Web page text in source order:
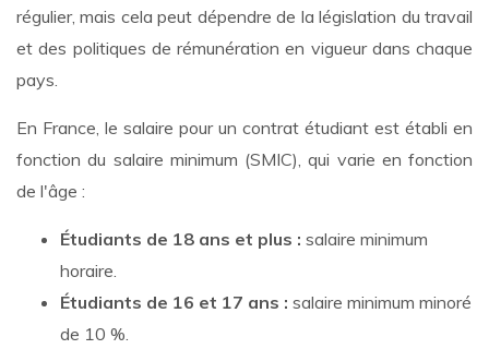
régulier, mais cela peut dépendre de la législation du travail
et des politiques de rémunération en vigueur dans chaque
pays.
En France, le salaire pour un contrat étudiant est établi en
fonction du salaire minimum (SMIC), qui varie en fonction
de l'âge :
Étudiants de 18 ans et plus : salaire minimum
horaire.
Étudiants de 16 et 17 ans : salaire minimum minoré
de 10 %.